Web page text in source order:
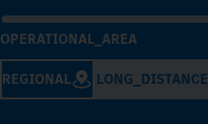
OPERATIONAL_AREA
REGIONAL LONG_DISTANCE